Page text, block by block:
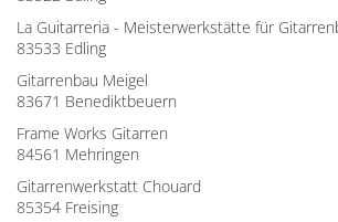
La Guitarreria - Meisterwerkstätte für
83533 Edling
Gitarrenbau Meigel
83671 Benediktbeuern
Frame Works Gitarren
84561 Mehringen
Gitarrenwerkstatt Chouard
85354 Freising